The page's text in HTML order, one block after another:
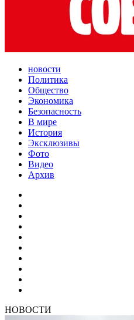
новости
Политика
Общество
Экономика
Безопасность
В мире
История
Эксклюзивы
Фото
Видео
Архив
НОВОСТИ